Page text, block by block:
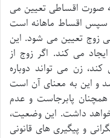
صورت اقساطی تعیین می
اقساط ماهانه است
زوج تعیین می شود. این
می کند. اگر زوج از
زن می تواند دوباره
و این به معنای آن است
پابرجاست و عدم
داشت. این وضعیت،
و پیگیری های قانونی